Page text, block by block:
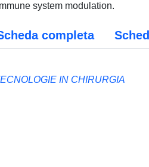
system modulation.
completa
IN CHIRURGIA